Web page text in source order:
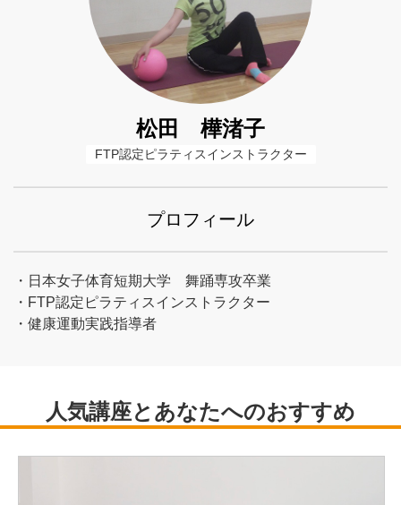
松田 樺渚子
FTP認定ピラティスインストラクター
プロフィール
・日本女子体育短期大学 舞踊専攻卒業
・FTP認定ピラティスインストラクター
・健康運動実践指導者